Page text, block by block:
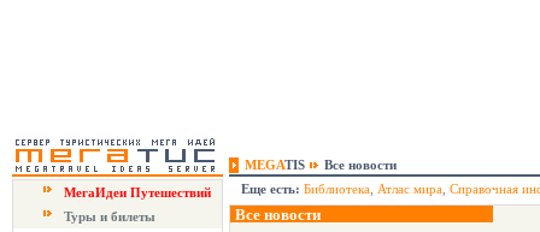
MEGATIS
Все новости
МегаИдеи Путешествий
Туры и билеты
Еще есть: Библиотека Атлас мира Справочная
Все новости